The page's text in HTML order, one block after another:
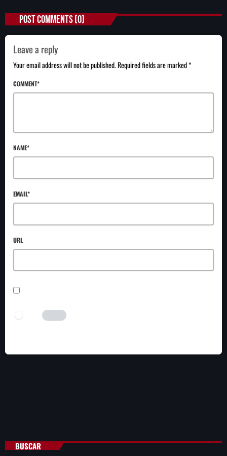
POST COMMENTS (0)
Leave a reply
Your email address will not be published. Required fields are marked *
COMMENT*
NAME*
EMAIL*
URL
I AM HUMAN
BUSCAR